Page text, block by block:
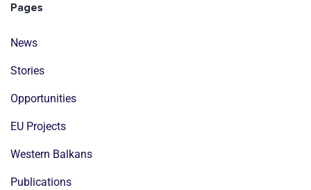
Pages
News
Stories
Opportunities
EU Projects
Western Balkans
Publications